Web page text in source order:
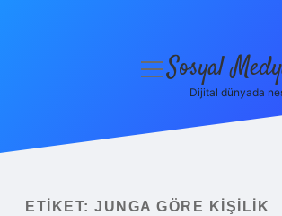
Yasal Uyarı
menüyüSosyal
Dijital dünyada
ETIKET: JUNGA GÖRE KIŞILIK